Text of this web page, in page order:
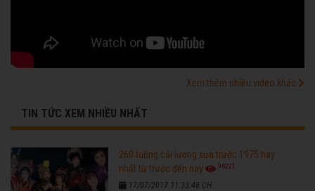
Xem thêm nhiều video khác
TIN TỨC XEM NHIỀU NHẤT
260 tuồng cải lương xưa trước 1975 hay
nhất từ trước đến nay
96221
17/07/2017 11:33:48 CH